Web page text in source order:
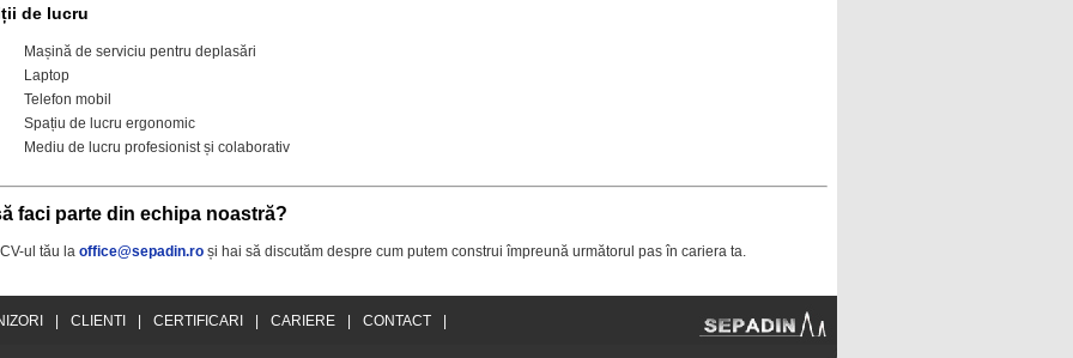
de lucru
Mașină de serviciu pentru deplasări
Laptop
Telefon mobil
Spațiu de lucru ergonomic
Mediu de lucru profesionist și colaborativ
faci parte din echipa noastră?
ul tău la office@sepadin.ro și hai să discutăm despre cum putem construi împreună următorul pas în cariera ta.
CLIENTI CERTIFICARI CARIERE CONTACT